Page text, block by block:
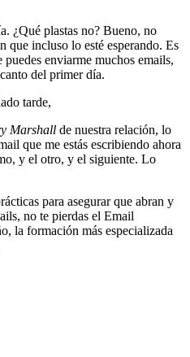
¿Qué plastas no? Bueno, no
que incluso lo esté esperando. Es
enviarme muchos emails,
del primer día.
tarde,
Marshall de nuestra relación, lo
que me estás escribiendo ahora
y el otro, y el siguiente. Lo
para asegurar que abran y
no te pierdas el Email
la formación más especializada